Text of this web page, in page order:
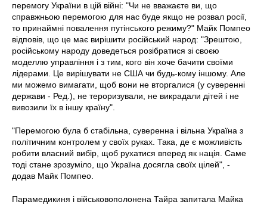
перемогу України в цій війні: "Чи не вважаєте ви, що
справжньою перемогою для нас буде якщо не розвал росії,
то принаймні повалення путінського режиму?" Майк Помпео
відповів, що це має вирішити російський народ: "Зрештою,
російському народу доведеться розібратися зі своєю
моделлю управління і з тим, кого він хоче бачити своїми
лідерами. Це вирішувати не США чи будь-кому іншому. Але
ми можемо вимагати, щоб вони не вторгалися (у суверенні
держави - Ред.), не тероризували, не викрадали дітей і не
вивозили їх в іншу країну".
"Перемогою була б стабільна, суверенна і вільна Україна з
політичним контролем у своїх руках. Така, де є можливість
робити власний вибір, щоб рухатися вперед як нація. Саме
тоді стане зрозуміло, що Україна досягла своїх цілей", -
додав Майк Помпео.
Парамедикиня і військовополонена Тайра запитала Майка